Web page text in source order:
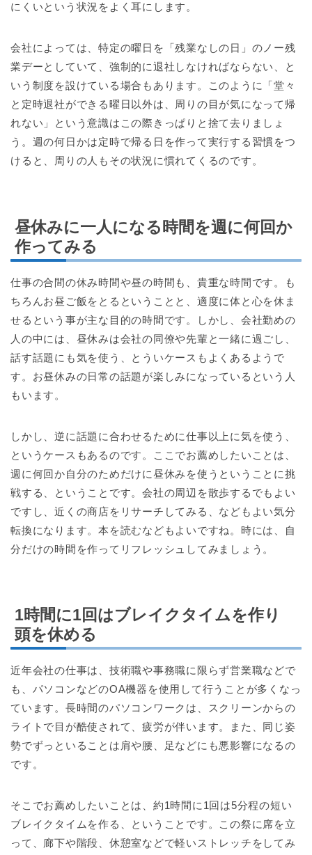
にくいという状況をよく耳にします。
会社によっては、特定の曜日を「残業なしの日」のノー残
業デーとしていて、強制的に退社しなければならない、と
いう制度を設けている場合もあります。このように「堂々
と定時退社ができる曜日以外は、周りの目が気になって帰
れない」という意識はこの際きっぱりと捨て去りましょ
う。週の何日かは定時で帰る日を作って実行する習慣をつ
けると、周りの人もその状況に慣れてくるのです。
昼休みに一人になる時間を週に何回か
作ってみる
仕事の合間の休み時間や昼の時間も、貴重な時間です。も
ちろんお昼ご飯をとるということと、適度に体と心を休ま
せるという事が主な目的の時間です。しかし、会社勤めの
人の中には、昼休みは会社の同僚や先輩と一緒に過ごし、
話す話題にも気を使う、とういケースもよくあるようで
す。お昼休みの日常の話題が楽しみになっているという人
もいます。
しかし、逆に話題に合わせるために仕事以上に気を使う、
というケースもあるのです。ここでお薦めしたいことは、
週に何回か自分のためだけに昼休みを使うということに挑
戦する、ということです。会社の周辺を散歩するでもよい
ですし、近くの商店をリサーチしてみる、などもよい気分
転換になります。本を読むなどもよいですね。時には、自
分だけの時間を作ってリフレッシュしてみましょう。
1時間に1回はブレイクタイムを作り
頭を休める
近年会社の仕事は、技術職や事務職に限らず営業職などで
も、パソコンなどのOA機器を使用して行うことが多くなっ
ています。長時間のパソコンワークは、スクリーンからの
ライトで目が酷使されて、疲労が伴います。また、同じ姿
勢でずっといることは肩や腰、足などにも悪影響になるの
です。
そこでお薦めしたいことは、約1時間に1回は5分程の短い
ブレイクタイムを作る、ということです。この祭に席を立
って、廊下や階段、休憩室などで軽いストレッチをしてみ